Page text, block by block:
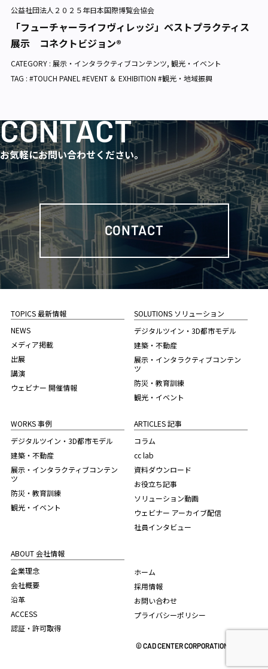
公益社団法人２０２５年日本国際博覧会協会
「フューチャーライフヴィレッジ」ベストプラクティス
展示 コネクトビジョン®
CATEGORY : 展示・インタラクティブコンテンツ, 観光・イベント
TAG : #TOUCH PANEL #EVENT ＆ EXHIBITION #観光・地域振興
CONTACT
お気軽にお問い合わせください。
CONTACT
TOPICS 最新情報
NEWS
メディア掲載
出展
講演
ウェビナー 開催情報
WORKS 事例
デジタルツイン・3D都市モデル
建築・不動産
展示・インタラクティブコンテン
ツ
防災・教育訓練
観光・イベント
SOLUTIONS ソリューション
デジタルツイン・3D都市モデル
建築・不動産
展示・インタラクティブコンテン
ツ
防災・教育訓練
観光・イベント
ARTICLES 記事
コラム
cc lab
資料ダウンロード
お役立ち記事
ソリューション動画
ウェビナー アーカイブ配信
社員インタビュー
ABOUT 会社情報
企業理念
会社概要
沿革
ACCESS
認証・許可取得
ホーム
採用情報
お問い合わせ
プライバシーポリシー
© CAD CENTER CORPORATION. 2022